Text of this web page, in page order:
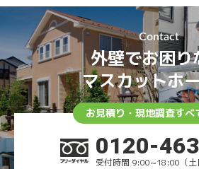
Contact
外壁でお困り
マスカットホ
お見積り・現地調査すべ
0120-
受付時間 9:00~18:00（土